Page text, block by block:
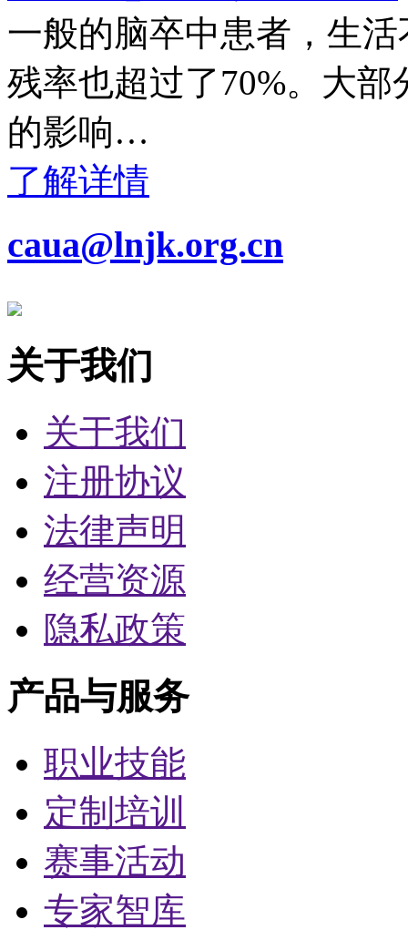
一般的脑卒中患者，生
残率也超过了70%。大
的影响…
了解详情
caua@lnjk.org.cn
关于我们
关于我们
注册协议
法律声明
经营资源
隐私政策
产品与服务
职业技能
定制培训
赛事活动
专家智库